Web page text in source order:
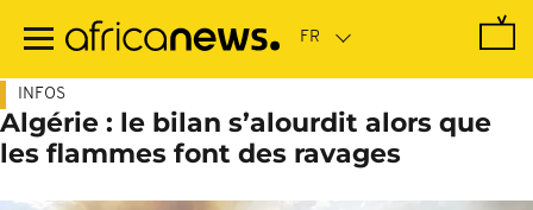
contenu
INFOS
Algérie : le bilan s’alourdit alors que
les flammes font des ravages